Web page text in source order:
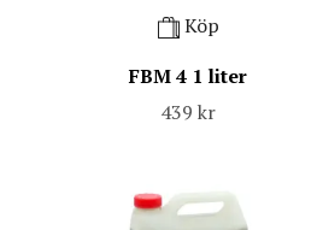
Köp
FBM 4 1 liter
439 kr